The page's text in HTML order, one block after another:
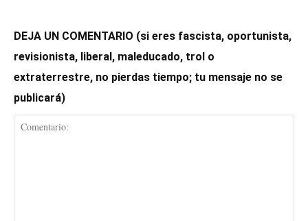
DEJA UN COMENTARIO (si eres fascista, oportunista,
revisionista, liberal, maleducado, trol o
extraterrestre, no pierdas tiempo; tu mensaje no se
publicará)